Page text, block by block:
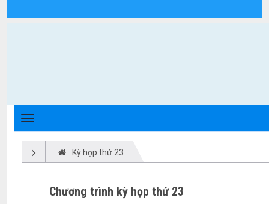
Kỳ họp thứ 23
Chương trình kỳ họp thứ 23